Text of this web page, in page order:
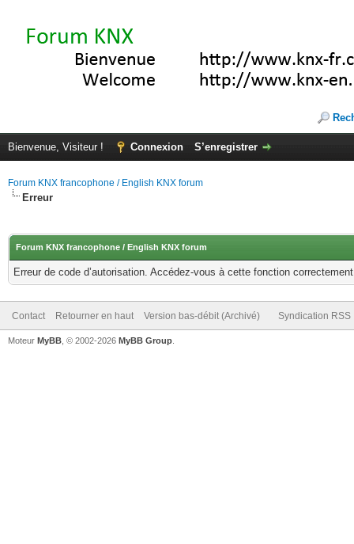
Bienvenue, Visiteur ! Connexion S’enregistrer
Forum KNX francophone / English KNX forum
Erreur
Forum KNX francophone / English KNX forum
Erreur de code d’autorisation. Accédez-vous à cette fonction
Contact Retourner en haut Version bas-débit (Archivé) Syndication RSS
Moteur MyBB , © 2002-2026 MyBB Group